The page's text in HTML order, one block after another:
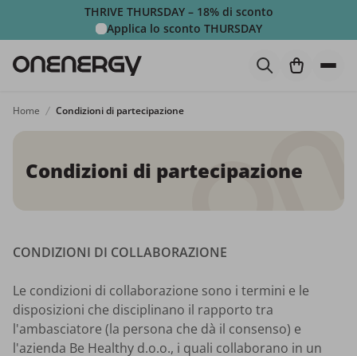
THRIVE THURSDAY – 18% di sconto
Applica lo sconto THURSDAY
Home Condizioni di partecipazione
Condizioni di partecipazione
CONDIZIONI DI COLLABORAZIONE
Le condizioni di collaborazione sono i termini e le
disposizioni che disciplinano il rapporto tra
l'ambasciatore (la persona che dà il consenso) e
l'azienda Be Healthy d.o.o., i quali collaborano in un